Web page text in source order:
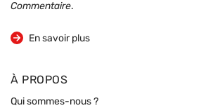
Commentaire.
En savoir plus
sur la revue
À PROPOS
Qui sommes-nous ?